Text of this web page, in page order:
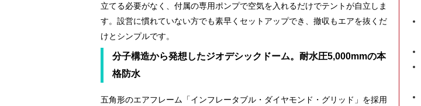
立てる必要がなく、付属の専用ポンプで空気を入れるだけでテントが自立しま
す。設営に慣れていない方でも素早くセットアップでき、撤収もエアを抜くだ
けとシンプルです。
分子構造から発想したジオデシックドーム。耐水圧5,000mmの本
格防水
五角形のエアフレーム「インフレータブル・ダイヤモンド・グリッド」を採用